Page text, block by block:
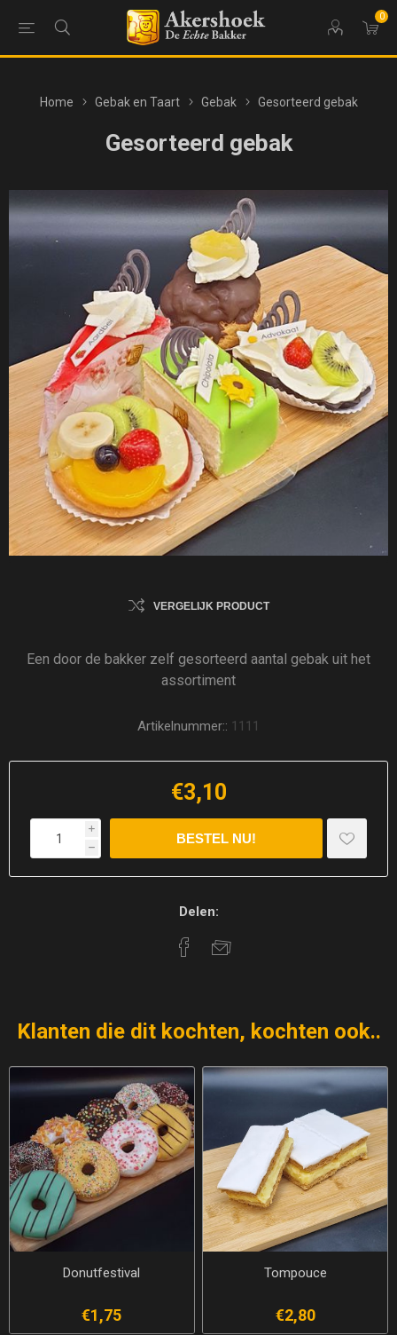
0
Home Gebak en Taart Gebak Gesorteerd gebak
Gesorteerd gebak
VERGELIJK PRODUCT
Een door de bakker zelf gesorteerd aantal gebak uit het
assortiment
Artikelnummer:: 1111
€3,10
i
h
Delen:
Klanten die dit kochten, kochten ook..
Donutfestival
€1,75
Tompouce
€2,80